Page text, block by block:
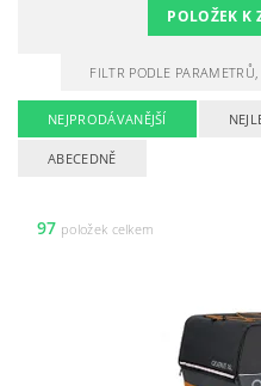
POLOŽEK K
FILTR PODLE
NEJPRODÁVANĚJŠÍ
ABECEDNĚ
97 položek celkem